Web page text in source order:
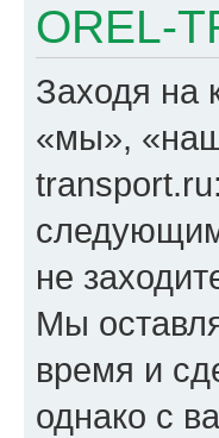
OREL-
Заходя на
«мы»,
не
Мы
время и
однако с